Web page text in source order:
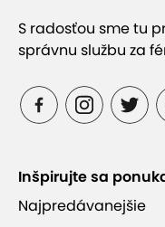
S radosťou sme tu
správnu službu za
Inšpirujte sa
Najpredávanejšie